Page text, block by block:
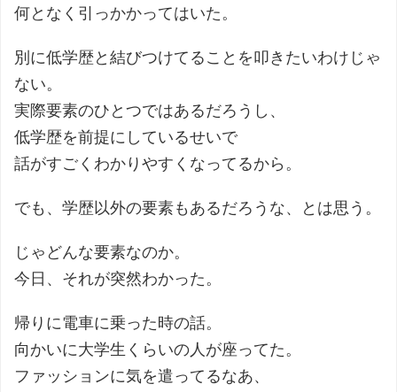
何となく引っかかってはいた。
別に低学歴と結びつけてることを叩きたいわけじゃ
ない。
実際要素のひとつではあるだろうし、
低学歴を前提にしているせいで
話がすごくわかりやすくなってるから。
でも、学歴以外の要素もあるだろうな、とは思う。
じゃどんな要素なのか。
今日、それが突然わかった。
帰りに電車に乗った時の話。
向かいに大学生くらいの人が座ってた。
ファッションに気を遣ってるなあ、